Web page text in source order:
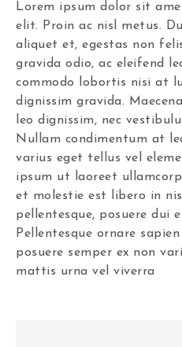
Lorem ipsum dolor sit
elit. Proin ac nisl metus.
aliquet et, egestas non
gravida odio, ac eleifend
commodo lobortis nisi at
dignissim gravida.
leo dignissim, nec
Nullam condimentum at
varius eget tellus vel
ipsum ut laoreet
et molestie est libero in
pellentesque, posuere dui
Pellentesque ornare
posuere semper ex non
mattis urna vel viverra